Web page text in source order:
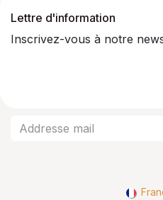
Lettre d'information
Inscrivez-vous à notre